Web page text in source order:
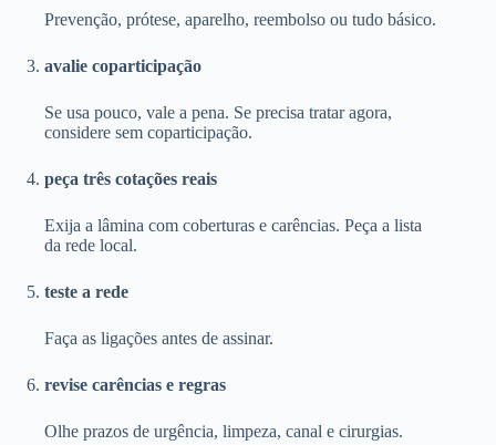
Prevenção, prótese, aparelho, reembolso ou tudo básico.
avalie coparticipação
Se usa pouco, vale a pena. Se precisa tratar agora,
considere sem coparticipação.
peça três cotações reais
Exija a lâmina com coberturas e carências. Peça a lista
da rede local.
teste a rede
Faça as ligações antes de assinar.
revise carências e regras
Olhe prazos de urgência, limpeza, canal e cirurgias.